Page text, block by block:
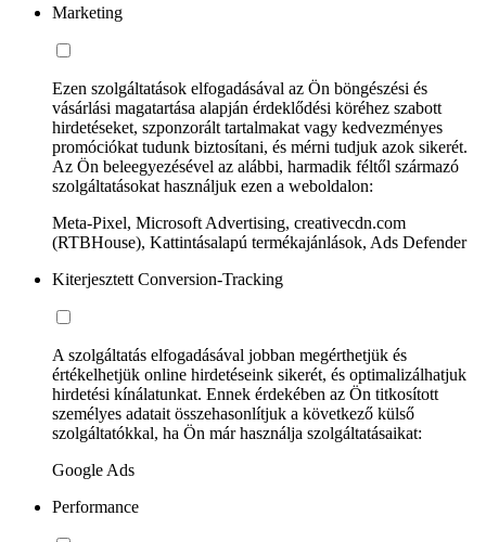
Marketing
Ezen szolgáltatások elfogadásával az Ön böngészési és
vásárlási magatartása alapján érdeklődési köréhez szabott
hirdetéseket, szponzorált tartalmakat vagy kedvezményes
promóciókat tudunk biztosítani, és mérni tudjuk azok sikerét.
Az Ön beleegyezésével az alábbi, harmadik féltől származó
szolgáltatásokat használjuk ezen a weboldalon:
Meta-Pixel, Microsoft Advertising, creativecdn.com
(RTBHouse), Kattintásalapú termékajánlások, Ads Defender
Kiterjesztett Conversion-Tracking
A szolgáltatás elfogadásával jobban megérthetjük és
értékelhetjük online hirdetéseink sikerét, és optimalizálhatjuk
hirdetési kínálatunkat. Ennek érdekében az Ön titkosított
személyes adatait összehasonlítjuk a következő külső
szolgáltatókkal, ha Ön már használja szolgáltatásaikat:
Google Ads
Performance